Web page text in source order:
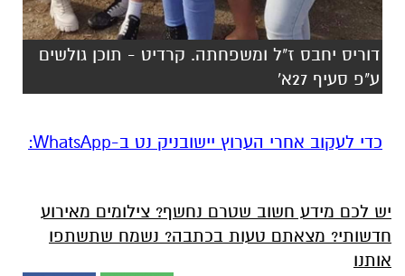
דוריס יחבס ז"ל ומשפחתה. קרדיט - תוכן גולשים
ע"פ סעיף 27א'
‏כדי לעקוב אחרי הערוץ יישובניק נט ב-WhatsApp:‏‏‏
יש לכם מידע חשוב שטרם נחשף? צילומים מאירוע
חדשותי? מצאתם טעות בכתבה? נשמח שתשתפו
אותנו